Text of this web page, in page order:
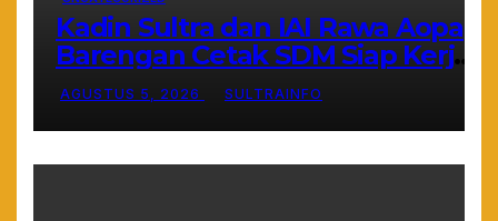
Kadin Sultra dan IAI Rawa Aopa
Barengan Cetak SDM Siap Kerja
dan Wirausaha Muda
AGUSTUS 5, 2026 SULTRAINFO